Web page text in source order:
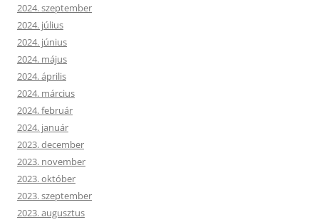
2024. szeptember
2024. július
2024. június
2024. május
2024. április
2024. március
2024. február
2024. január
2023. december
2023. november
2023. október
2023. szeptember
2023. augusztus